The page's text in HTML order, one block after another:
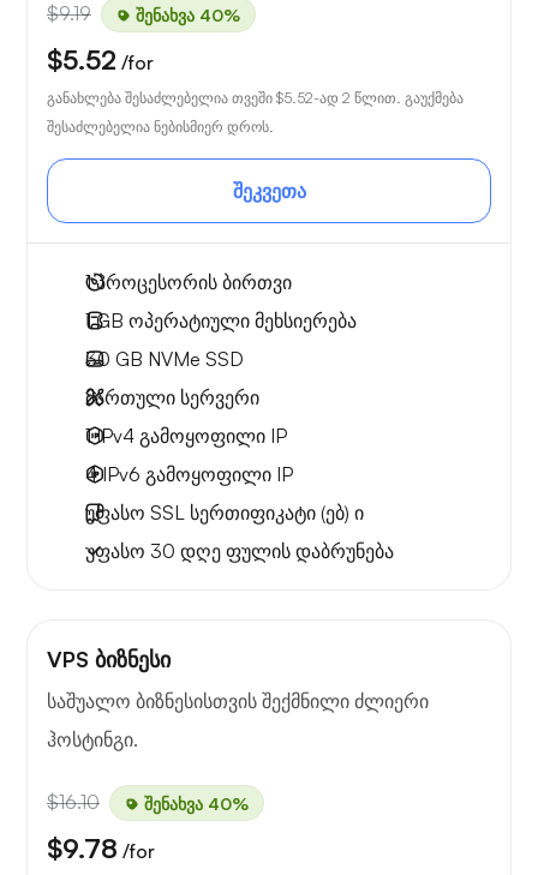
$9.19 შენახვა 40%
$5.52 /for
განახლება შესაძლებელია თვეში $5.52-ად 2 წლით. გაუქმება
შესაძლებელია ნებისმიერ დროს.
შეკვეთა
1პროცესორის ბირთვი
1 GB ოპერატიული მეხსიერება
30 GB NVMe SSD
მართული სერვერი
1 IPv4 გამოყოფილი IP
4 IPv6 გამოყოფილი IP
უფასო SSL სერთიფიკატი (ებ) ი
უფასო 30 დღე ფულის დაბრუნება
VPS ბიზნესი
საშუალო ბიზნესისთვის შექმნილი ძლიერი
ჰოსტინგი.
$16.10 შენახვა 40%
$9.78 /for